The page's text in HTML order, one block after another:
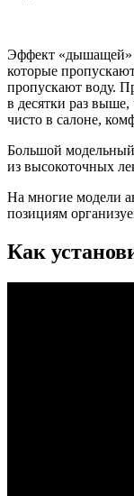
Эффект «дышащей»
которые
пропускают воду.
в десятки раз выше,
чисто в салоне,
Большой модельный
из высокоточных
На многие модели
позициям
Как